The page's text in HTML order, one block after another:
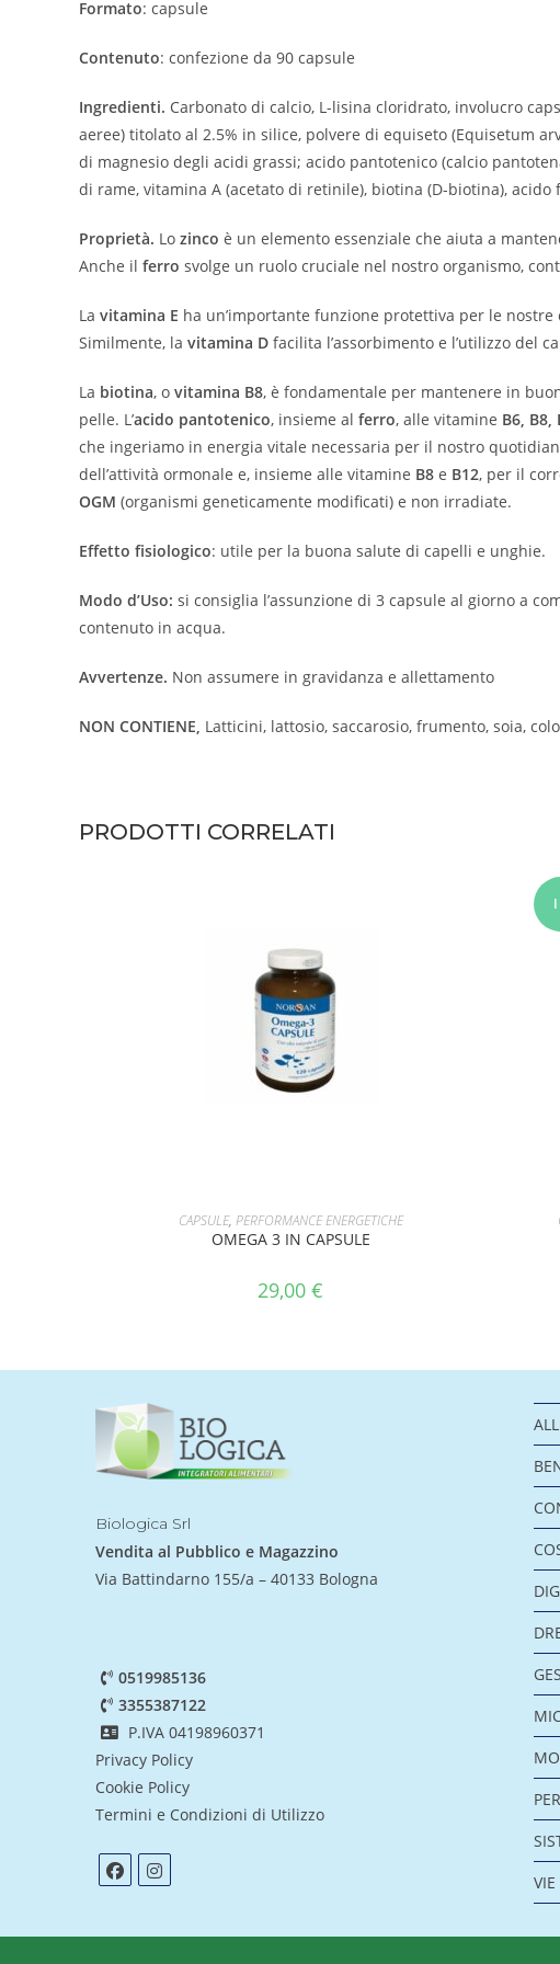
Formato: capsule
Contenuto: confezione da 90 capsule
Ingredienti. Carbonato di calcio, L-lisina cloridrato, involucro
aeree) titolato al 2.5% in silice, polvere di equiseto (Equisetum
di magnesio degli acidi grassi; acido pantotenico (calcio
di rame, vitamina A (acetato di retinile), biotina (D-biotina),
Proprietà. Lo zinco è un elemento essenziale che aiuta a
Anche il ferro svolge un ruolo cruciale nel nostro organismo,
La vitamina E ha un’importante funzione protettiva per le
Similmente, la vitamina D facilita l’assorbimento e l’utilizzo del
La biotina, o vitamina B8, è fondamentale per mantenere in
pelle. L’acido pantotenico, insieme al ferro, alle vitamine B6, B8,
che ingeriamo in energia vitale necessaria per il nostro
dell’attività ormonale e, insieme alle vitamine B8 e B12, per il
OGM (organismi geneticamente modificati) e non irradiate.
Effetto fisiologico: utile per la buona salute di capelli e unghie.
Modo d’Uso: si consiglia l’assunzione di 3 capsule al giorno a
contenuto in acqua.
Avvertenze. Non assumere in gravidanza e allettamento
NON CONTIENE, Latticini, lattosio, saccarosio, frumento, soia,
PRODOTTI CORRELATI
AGGIUNGI AL CARRELLO
CAPSULE, PERFORMANCE ENERGETICHE
OMEGA 3 IN CAPSULE
29,00€
Biologica Srl
Vendita al Pubblico e Magazzino
Via Battindarno 155/a – 40133 Bologna
0519985136
3355387122
P.IVA 04198960371
Privacy Policy
Cookie Policy
Termini e Condizioni di Utilizzo
VIE